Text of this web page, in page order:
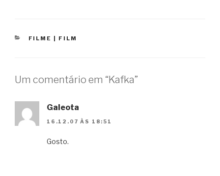
CATEGORIAS
FILME | FILM
Um comentário em “Kafka”
Galeota
16.12.07 ÀS 18:51
Gosto.